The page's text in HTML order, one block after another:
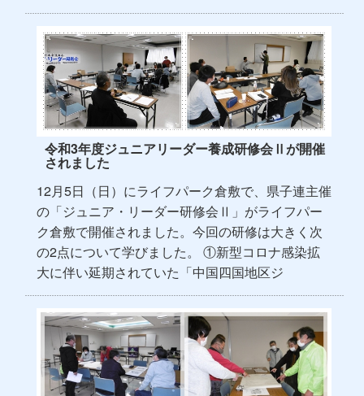
令和3年度ジュニアリーダー養成研修会Ⅱが開催
されました
12月5日（日）にライフパーク倉敷で、県子連主催
の「ジュニア・リーダー研修会Ⅱ」がライフパー
ク倉敷で開催されました。今回の研修は大きく次
の2点について学びました。 ①新型コロナ感染拡
大に伴い延期されていた「中国四国地区ジ